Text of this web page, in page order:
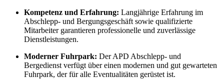
Kompetenz und Erfahrung: Langjährige Erfahrung im
Abschlepp- und Bergungsgeschäft sowie qualifizierte
Mitarbeiter garantieren professionelle und zuverlässige
Dienstleistungen.
Moderner Fuhrpark: Der APD Abschlepp- und
Bergedienst verfügt über einen modernen und gut gewarteten
Fuhrpark, der für alle Eventualitäten gerüstet ist.